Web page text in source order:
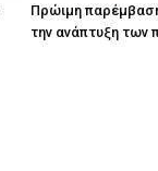
Πρώιμη
την ανάπτυξη των